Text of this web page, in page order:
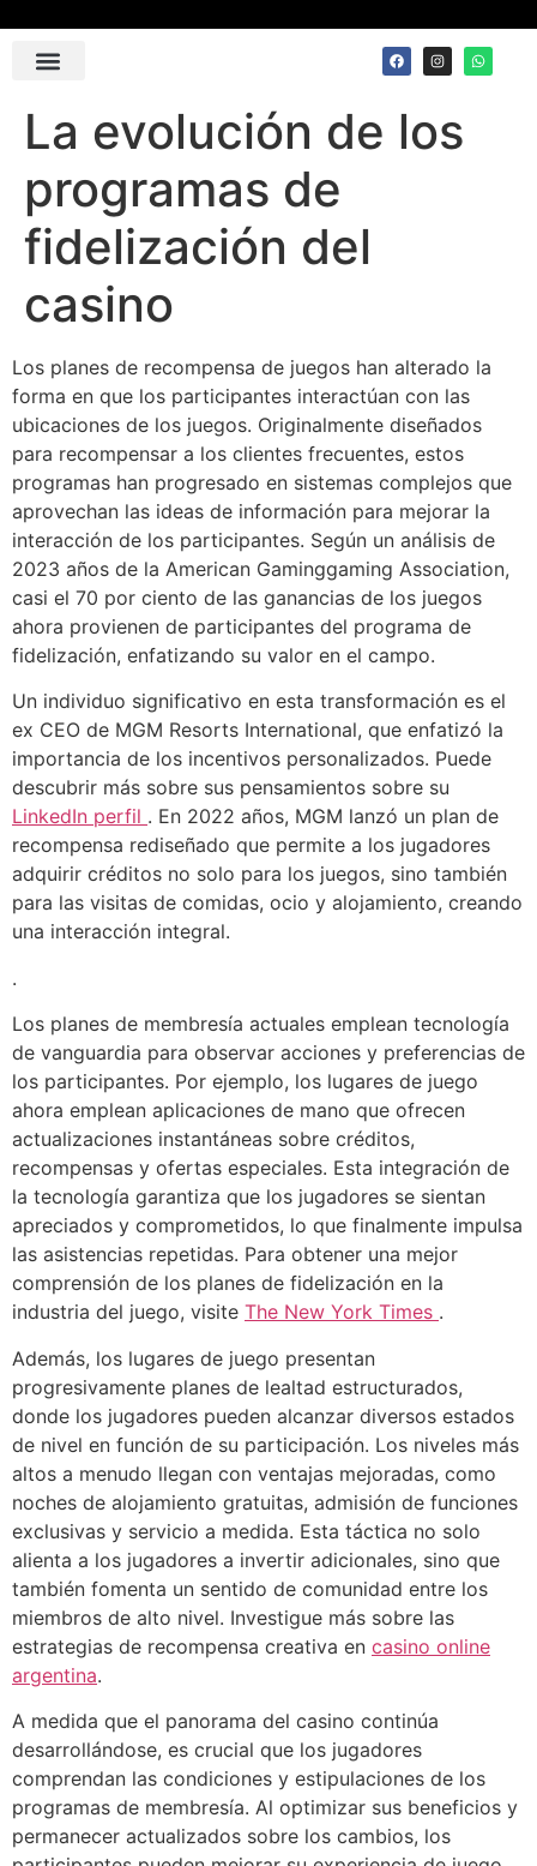
La evolución de los
programas de
fidelización del
casino
Los planes de recompensa de juegos han alterado la
forma en que los participantes interactúan con las
ubicaciones de los juegos. Originalmente diseñados
para recompensar a los clientes frecuentes, estos
programas han progresado en sistemas complejos que
aprovechan las ideas de información para mejorar la
interacción de los participantes. Según un análisis de
2023 años de la American Gaminggaming Association,
casi el 70 por ciento de las ganancias de los juegos
ahora provienen de participantes del programa de
fidelización, enfatizando su valor en el campo.
Un individuo significativo en esta transformación es el
ex CEO de MGM Resorts International, que enfatizó la
importancia de los incentivos personalizados. Puede
descubrir más sobre sus pensamientos sobre su
LinkedIn perfil . En 2022 años, MGM lanzó un plan de
recompensa rediseñado que permite a los jugadores
adquirir créditos no solo para los juegos, sino también
para las visitas de comidas, ocio y alojamiento, creando
una interacción integral.
.
Los planes de membresía actuales emplean tecnología
de vanguardia para observar acciones y preferencias de
los participantes. Por ejemplo, los lugares de juego
ahora emplean aplicaciones de mano que ofrecen
actualizaciones instantáneas sobre créditos,
recompensas y ofertas especiales. Esta integración de
la tecnología garantiza que los jugadores se sientan
apreciados y comprometidos, lo que finalmente impulsa
las asistencias repetidas. Para obtener una mejor
comprensión de los planes de fidelización en la
industria del juego, visite The New York Times .
Además, los lugares de juego presentan
progresivamente planes de lealtad estructurados,
donde los jugadores pueden alcanzar diversos estados
de nivel en función de su participación. Los niveles más
altos a menudo llegan con ventajas mejoradas, como
noches de alojamiento gratuitas, admisión de funciones
exclusivas y servicio a medida. Esta táctica no solo
alienta a los jugadores a invertir adicionales, sino que
también fomenta un sentido de comunidad entre los
miembros de alto nivel. Investigue más sobre las
estrategias de recompensa creativa en casino online
argentina.
A medida que el panorama del casino continúa
desarrollándose, es crucial que los jugadores
comprendan las condiciones y estipulaciones de los
programas de membresía. Al optimizar sus beneficios y
permanecer actualizados sobre los cambios, los